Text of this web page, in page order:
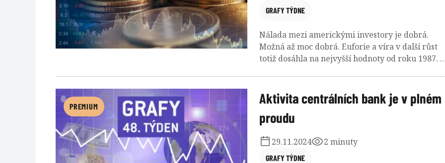
GRAFY TÝDNE
Nálada mezi americkými investory je dobrá.
Možná až moc dobrá. Euforie a víra v další růst
totiž dosáhla na nejvyšší hodnoty od roku 1987.
splatnosti se totiž vyrovnal tomu u řeckých
dluhopisů.
PREMIUM
Aktivita centrálních bank je v plném
proudu
GRAFY TÝDNE
29.11.2024 2 minuty